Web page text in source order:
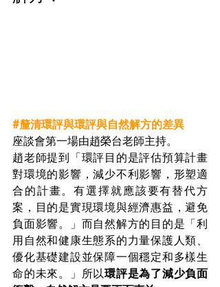
#釐清環評與環評與自然解方的差異
座談會第一場由趙榮台老師主持。
趙老師提到「環評目的是評估預算計畫
對環境的影響，減少不利影響，形塑適
合的計畫。有選擇就應該要有替代方
案，目的是實現環境與經濟惠益，避免
負面影響。」而自然解方的目的是「利
用自然和健康生態系的力量保護人類、
優化基礎建設並保障一個穩定和多樣生
命的未來。」所以環評是為了減少負面